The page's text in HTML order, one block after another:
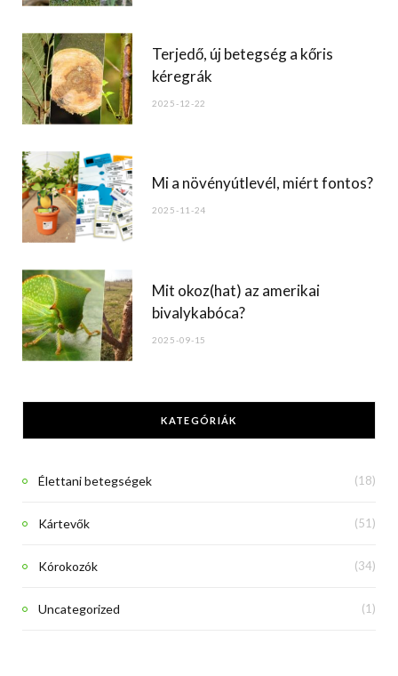
Terjedő, új betegség a kőris
kéregrák
2025-12-22
Mi a növényútlevél, miért fontos?
2025-11-24
Mit okoz(hat) az amerikai
bivalykabóca?
2025-09-15
KATEGÓRIÁK
Élettani betegségek (18)
Kártevők (51)
Kórokozók (34)
Uncategorized (1)